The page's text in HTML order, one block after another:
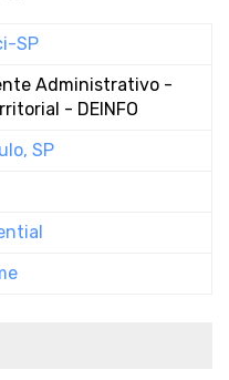
SP
Administrativo -
- DEINFO
SP